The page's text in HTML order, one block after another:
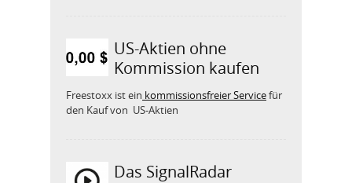
US-Aktien ohne
Kommission kaufen
Freestoxx ist ein kommissionsfreier Servicefür
den Kauf von US-Aktien
Das SignalRadar